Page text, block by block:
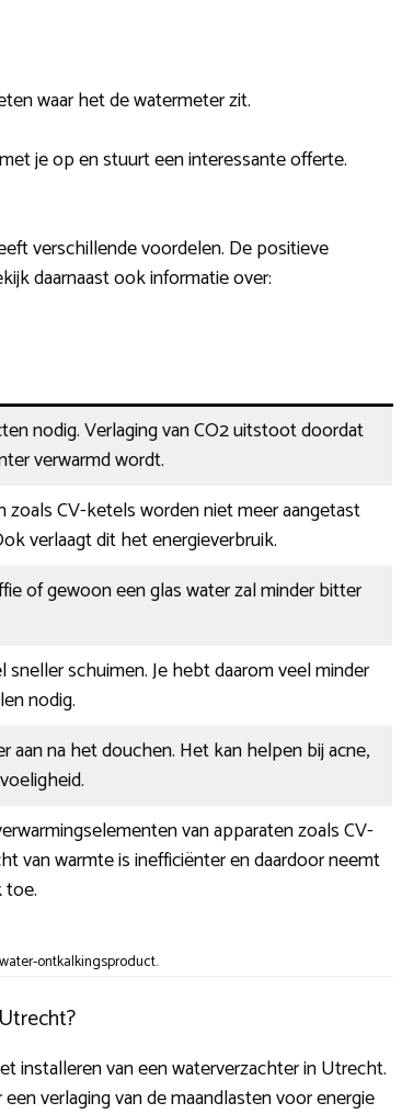
waar het de watermeter zit.
je op en stuurt een interessante offerte.
verschillende voordelen. De positieve
daarnaast ook informatie over:
nodig. Verlaging van CO2 uitstoot doordat
verwarmd wordt.
zoals CV-ketels worden niet meer aangetast
verlaagt dit het energieverbruik.
of gewoon een glas water zal minder bitter
sneller schuimen. Je hebt daarom veel minder
nodig.
aan na het douchen. Het kan helpen bij acne,
van apparaten zoals CV-
van warmte is inefficiënter en daardoor neemt
ontkalkingsproduct.
installeren van een waterverzachter in Utrecht.
verlaging van de maandlasten voor energie